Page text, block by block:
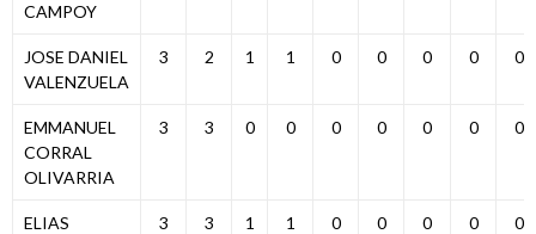
CAMPOY
JOSE DANIEL
VALENZUELA
3 2 1 1 0 0 0 0 0
EMMANUEL
CORRAL
OLIVARRIA
3 3 0 0 0 0 0 0 0
ELIAS
3 3 1 1 0 0 0 0 0